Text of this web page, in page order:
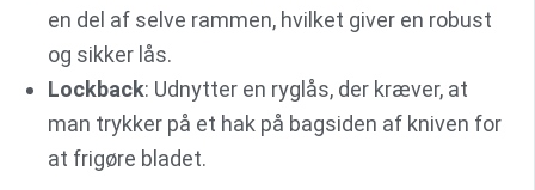
en del af selve rammen, hvilket giver en robust
og sikker lås.
Lockback: Udnytter en ryglås, der kræver, at
man trykker på et hak på bagsiden af kniven for
at frigøre bladet.